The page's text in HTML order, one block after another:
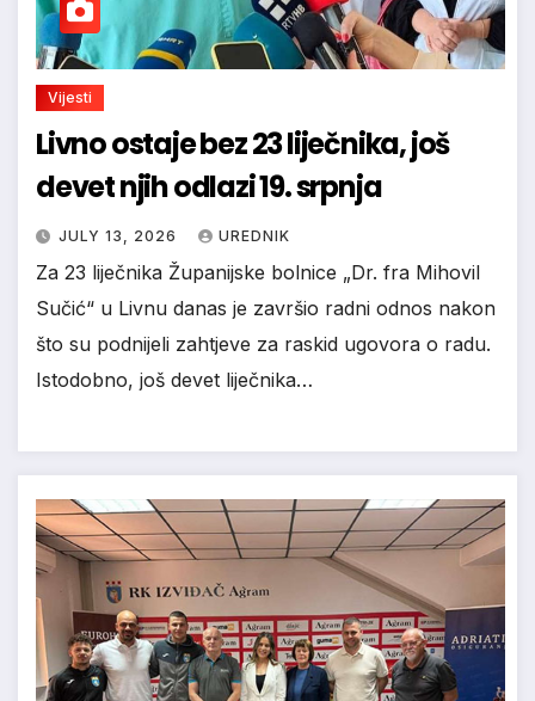
Vijesti
Livno ostaje bez 23 liječnika, još
devet njih odlazi 19. srpnja
JULY 13, 2026 UREDNIK
Za 23 liječnika Županijske bolnice „Dr. fra Mihovil
Sučić“ u Livnu danas je završio radni odnos nakon
što su podnijeli zahtjeve za raskid ugovora o radu.
Istodobno, još devet liječnika…